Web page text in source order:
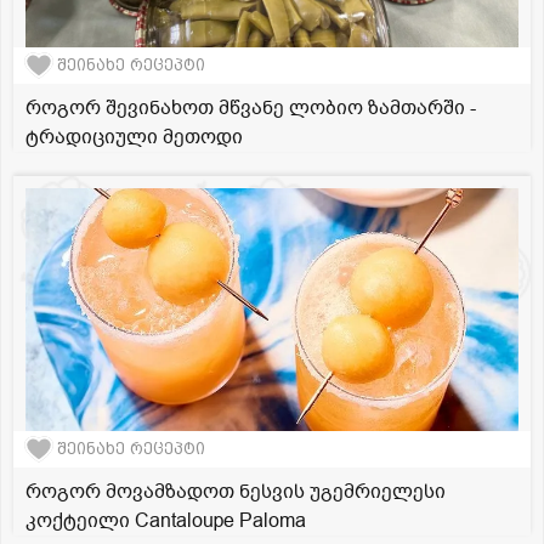
შეინახე რეცეპტი
როგორ შევინახოთ მწვანე ლობიო ზამთარში -
ტრადიციული მეთოდი
შეინახე რეცეპტი
როგორ მოვამზადოთ ნესვის უგემრიელესი
კოქტეილი Cantaloupe Paloma